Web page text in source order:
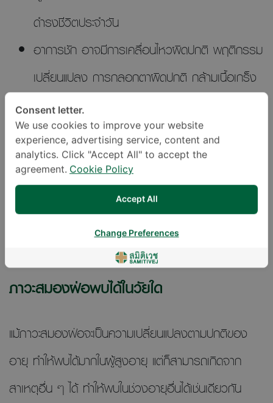
ดำรงชีวิตประจำวัน
อาการชัก อาจมีการเคลื่อนไหวผิดปกติ พฤติกรรม
เปลี่ยนแปลง การกลอกตาผิดปกติ กล้ามเนื้อเกร็ง
กระตุก อาการชัก การสูญเสียความรู้สึกตัว
ความผิดปกติด้านการพูด เช่น การพูดลำบาก พูด
คำซ้ำ ๆ เลือกใช้คำไม่ถูกต้องกับสถานการณ์ พูดไม่
ปะติดปะต่อ พูดประโยคที่ไม่สัมพันธ์กันหรือไม่สัมพันธ์
กับเหตุการณ์ พูดไม่จบประโยค หรือสูญเสียความ
เข้าใจด้านภาษา
ภาวะสมองฝ่อพบได้ในวัยใด
แม้ภาวะสมองฝ่อจะเป็นความเปลี่ยนแปลงตามปกติของ
อายุ ทำให้พบได้มากในผู้สูงอายุ แต่ก็สามารถเกิดจาก
สาเหตุอื่น ๆ ได้ ทำให้พบในช่วงอายุอื่นได้เช่นเดียวกัน
Consent letter.
We use cookies to improve your website
experience, advertising service, content and
analytics. Click "Accept All" to accept the
agreement. Cookie Policy
Accept All
Change Preferences